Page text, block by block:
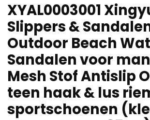
XYAL0003001
Slippers &
Outdoor Beach
Sandalen voor
Mesh Stof Antislip
teen haak & lus
sportschoenen